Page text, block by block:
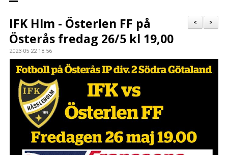
HEM
NYHETER
MATCHER
KALENDER
IFK:AREN
KLUBBSHOP INTERSPORT
IFK GER TILLBAKA
>
<
IFK Hlm - Österlen FF på
Österås fredag 26/5 kl 19,00
2023-05-22 18:56